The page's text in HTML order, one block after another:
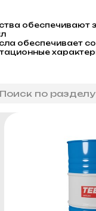
обеспечивают
обеспечивает